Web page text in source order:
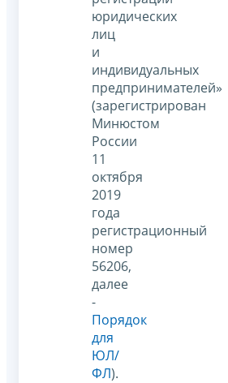
юридических
лиц
и
индивидуальных
предпринимателей»
(зарегистрирован
Минюстом
России
11
октября
2019
года
регистрационный
номер
56206,
далее
-
Порядок
для
ЮЛ/
ФЛ).